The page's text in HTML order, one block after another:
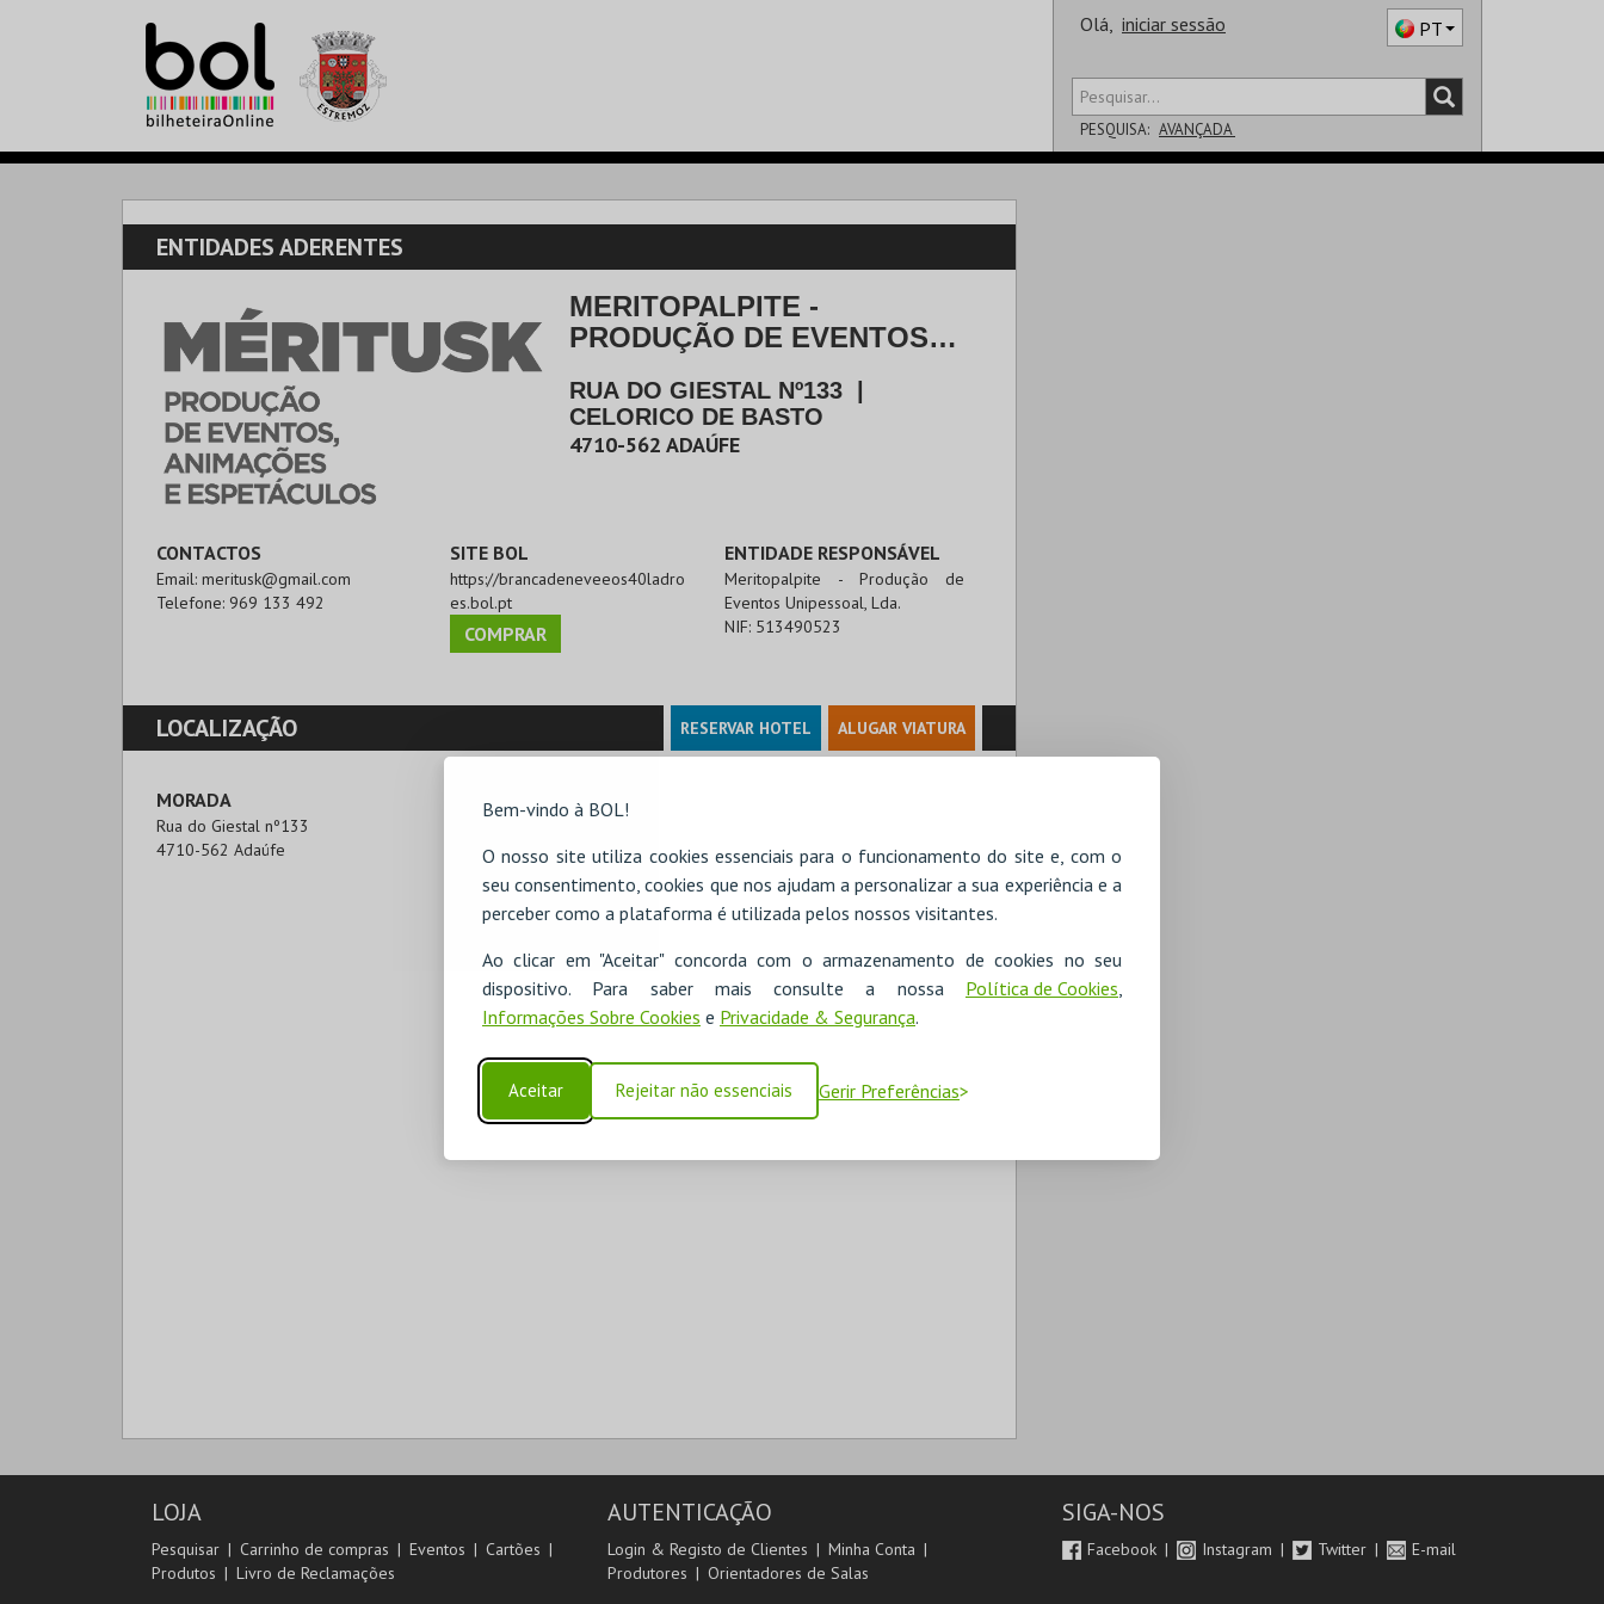
Bem-vindo à BOL!
O nosso site utiliza cookies essenciais para o funcionamento do site e, com o
seu consentimento, cookies que nos ajudam a personalizar a sua experiência e a
perceber como a plataforma é utilizada pelos nossos visitantes.
Ao clicar em "Aceitar" concorda com o armazenamento de cookies no seu
dispositivo. Para saber mais consulte a nossa Política de Cookies,
Informações Sobre Cookies e Privacidade & Segurança.
Aceitar Rejeitar não essenciais Gerir Preferências
Olá, iniciar sessão PT
PESQUISA: AVANÇADA
ENTIDADES ADERENTES
MERITOPALPITE -
PRODUÇÃO DE EVENTOS
RUA DO GIESTAL Nº133
CELORICO DE BASTO
4710-562 ADAÚFE
CONTACTOS
Email: meritusk@gmail.com
Telefone: 969 133 492
SITE BOL
https://brancadeneveeos40ladro
es.bol.pt
COMPRAR
ENTIDADE RESPONSÁVEL
Meritopalpite - Produção de
Eventos Unipessoal, Lda.
NIF: 513490523
LOCALIZAÇÃO RESERVAR HOTEL ALUGAR VIATURA
MORADA
Rua do Giestal nº133
4710-562 Adaúfe
LOJA
Pesquisar Carrinho de compras Eventos
Cartões
Produtos
Livro de Reclamações
AUTENTICAÇÃO
Login & Registo de Clientes
Minha Conta
Produtores
Orientadores de Salas
SIGA-NOS
Facebook Instagram Twitter E-mail